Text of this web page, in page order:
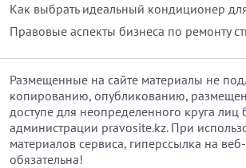
Как выбрать идеальный кондиционер
Правовые аспекты бизнеса по ремонту
Размещенные на сайте материалы не
копированию, опубликованию,
доступе для неопределенного круга лиц
администрации pravosite.kz. При
материалов сервиса, гиперссылка на
обязательна!